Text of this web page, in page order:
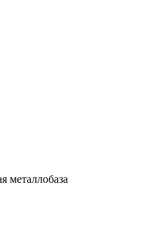
металлобаза